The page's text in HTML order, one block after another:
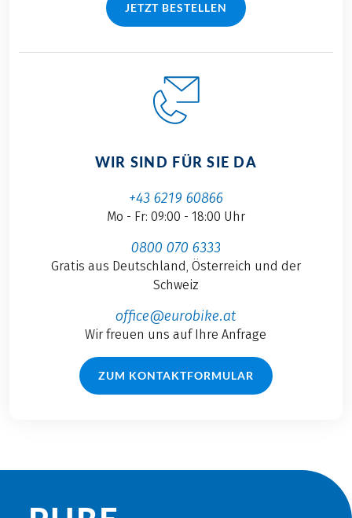
JETZT BESTELLEN
WIR SIND FÜR SIE DA
+43 6219 60866
Mo - Fr: 09:00 - 18:00 Uhr
0800 070 6333
Gratis aus Deutschland, Österreich und der
Schweiz
office@eurobike.at
Wir freuen uns auf Ihre Anfrage
ZUM KONTAKTFORMULAR